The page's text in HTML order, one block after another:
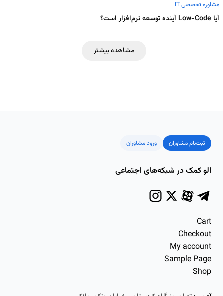
آیا Low-Code آینده توسعه نرم‌افزار است؟
مشاوره تخصصی IT
مشاهده بیشتر
ثبت‌نام مشاوران ورود مشاوران
الو کمک در شبکه‌های اجتماعی
Cart
Checkout
My account
Sample Page
Shop